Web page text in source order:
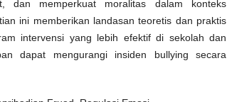
dan memperkuat moralitas dalam konteks
ini memberikan landasan teoretis dan praktis
intervensi yang lebih efektif di sekolah dan
dapat mengurangi insiden bullying secara